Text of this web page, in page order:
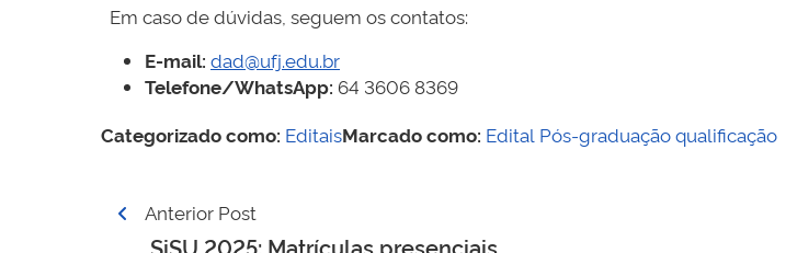
Em caso de dúvidas, seguem os contatos:
E-mail: dad@ufj.edu.br
Telefone/WhatsApp: 64 3606 8369
Categorizado como: EditaisMarcado como: Edital Pós-graduaçãoqualificação
Navegação
Anterior Post
SiSU 2025: Matrículas presenciais